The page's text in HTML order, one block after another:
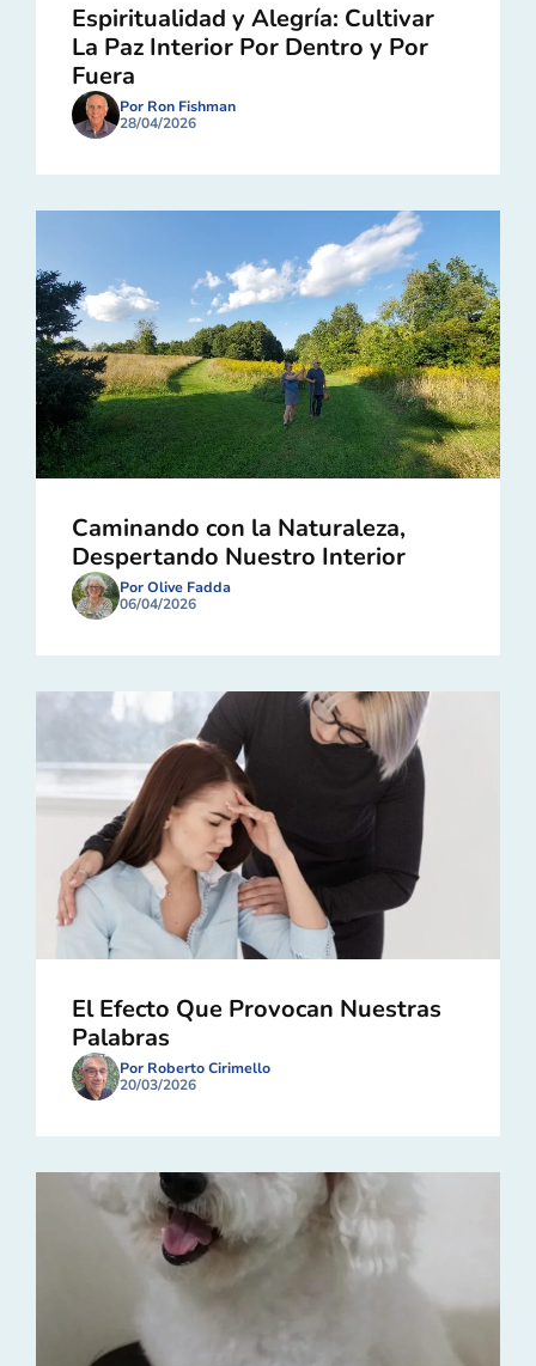
Espiritualidad y Alegría: Cultivar
La Paz Interior Por Dentro y Por
Fuera
Por Ron Fishman
28/04/2026
Caminando con la Naturaleza,
Despertando Nuestro Interior
Por Olive Fadda
06/04/2026
El Efecto Que Provocan Nuestras
Palabras
Por Roberto Cirimello
20/03/2026